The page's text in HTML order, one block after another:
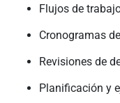
Flujos de
Cronogramas
Revisiones de
Planificación y